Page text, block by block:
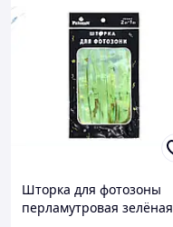
Шторка для фотозоны
перламутровая зелёная